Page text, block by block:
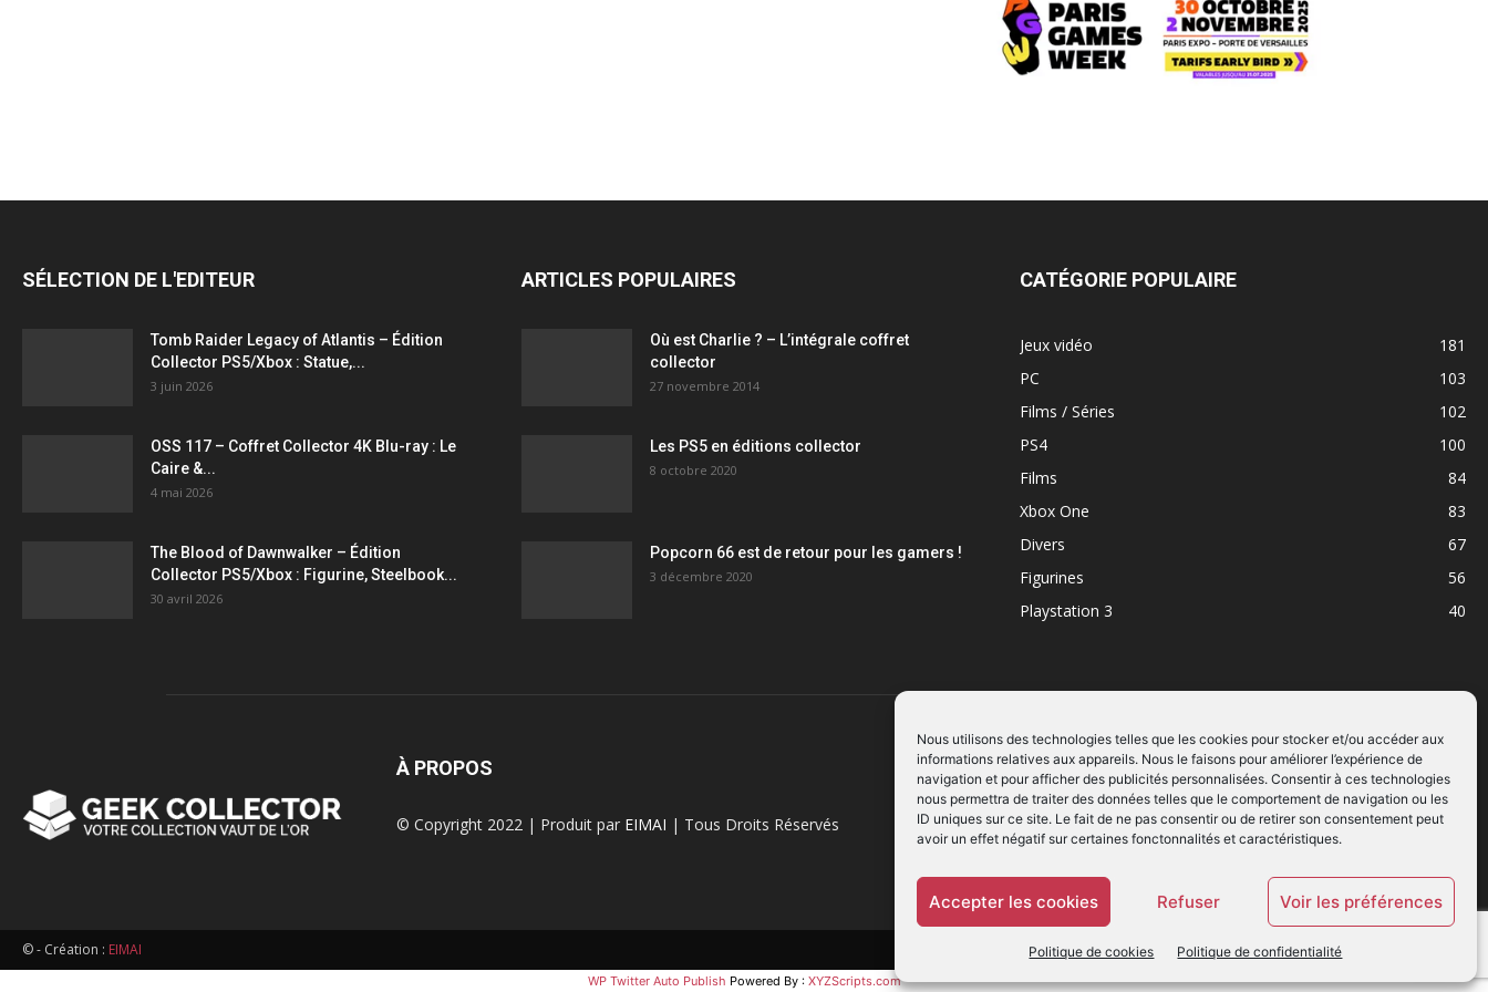
Nous utilisons des technologies telles que les cookies pour stocker et/ou accéder aux
informations relatives aux appareils. Nous le faisons pour améliorer l’expérience de
navigation et pour afficher des publicités personnalisées. Consentir à ces technologies
nous permettra de traiter des données telles que le comportement de navigation ou les
ID uniques sur ce site. Le fait de ne pas consentir ou de retirer son consentement peut
avoir un effet négatif sur certaines fonctonnalités et caractéristiques.
Accepter les cookies Refuser Voir les préférences
Politique de cookies Politique de confidentialité
statuettes
SÉLECTION DE L'EDITEUR
Tomb Raider Legacy of Atlantis – Édition
Collector PS5/Xbox : Statue,...
3 juin 2026
OSS 117 – Coffret Collector 4K Blu-ray : Le
Caire &...
4 mai 2026
The Blood of Dawnwalker – Édition
Collector PS5/Xbox : Figurine, Steelbook...
30 avril 2026
ARTICLES POPULAIRES
Où est Charlie ? – L’intégrale coffret
collector
27 novembre 2014
Les PS5 en éditions collector
8 octobre 2020
Popcorn 66 est de retour pour les gamers !
3 décembre 2020
CATÉGORIE POPULAIRE
Jeux vidéo
181
PC
103
Films / Séries
102
PS4
100
Films
84
Xbox One
83
Divers
67
Figurines
56
Playstation 3
40
À PROPOS
© Copyright 2022 | Produit par EIMAI | Tous Droits Réservés
SUIVEZ NOUS
© - Création : EIMAI
WP Twitter Auto Publish Powered By : XYZScripts.com